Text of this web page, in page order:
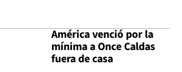
América venció por la
mínima a Once Caldas
fuera de casa